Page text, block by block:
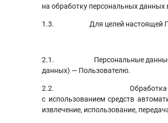
на обработку персональных данных
1.3. Для целей настоящей
2.1. Персональные данные —
данных) — Пользователю.
2.2. Обработка персональных
с использованием средств
извлечение, использование,